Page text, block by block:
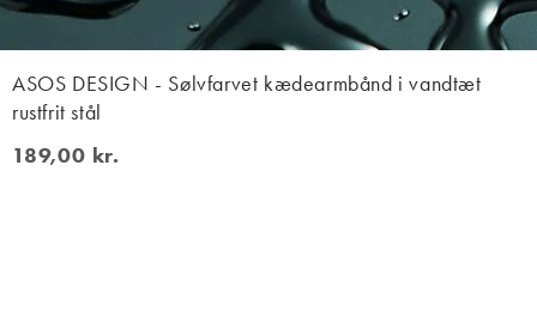
ASOS DESIGN - Sølvfarvet kædearmbånd i vandtæt
rustfrit stål
189,00 kr.
189,00 kr.